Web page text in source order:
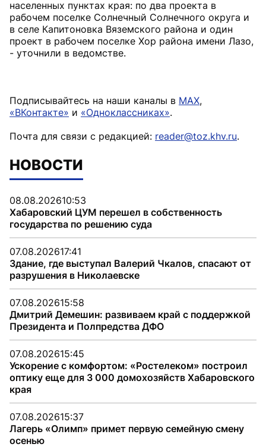
населенных пунктах края: по два проекта в
рабочем поселке Солнечный Солнечного округа и
в селе Капитоновка Вяземского района и один
проект в рабочем поселке Хор района имени Лазо,
- уточнили в ведомстве.
Подписывайтесь на наши каналы в MAX,
«ВКонтакте» и «Одноклассниках».
Почта для связи с редакцией: reader@toz.khv.ru.
НОВОСТИ
08.08.202610:53
Хабаровский ЦУМ перешел в собственность
государства по решению суда
07.08.202617:41
Здание, где выступал Валерий Чкалов, спасают от
разрушения в Николаевске
07.08.202615:58
Дмитрий Демешин: развиваем край с поддержкой
Президента и Полпредства ДФО
07.08.202615:45
Ускорение с комфортом: «Ростелеком» построил
оптику еще для 3 000 домохозяйств Хабаровского
края
07.08.202615:37
Лагерь «Олимп» примет первую семейную смену
осенью